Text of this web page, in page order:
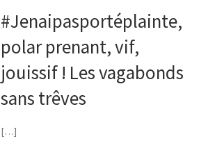
#Jenaipasportéplainte,
polar prenant, vif,
jouissif ! Les vagabonds
sans trêves
[…]